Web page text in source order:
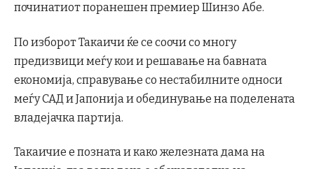
починатиот поранешен премиер Шинзо Абе.
По изборот Такаичи ќе се соочи со многу
предизвици меѓу кои и решавање на бавната
економија, справување со нестабилните односи
меѓу САД и Јапонија и обединување на поделената
владејачка партија.
Такаичие е позната и како железната дама на